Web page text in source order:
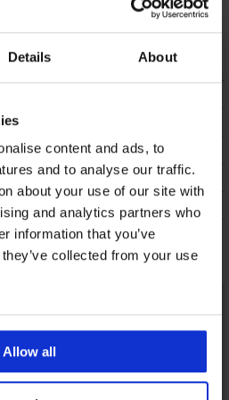
Details About
content and ads, to
and to analyse our traffic.
about your use of our site with
and analytics partners who
information that you’ve
collected from your use
Allow all
tetszeni fog